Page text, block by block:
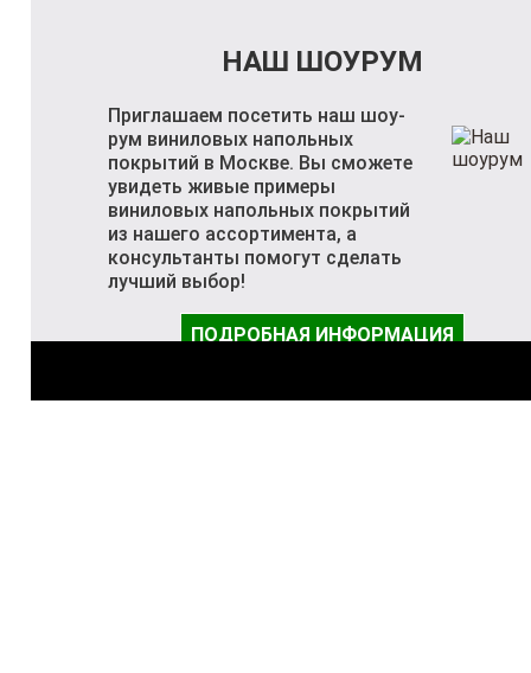
НАШ ШОУРУМ
Приглашаем посетить наш шоу-
рум виниловых напольных
покрытий в Москве. Вы сможете
увидеть живые примеры
виниловых напольных покрытий
из нашего ассортимента, а
консультанты помогут сделать
лучший выбор!
ПОДРОБНАЯ ИНФОРМАЦИЯ